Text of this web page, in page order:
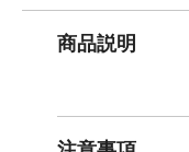
商品説明